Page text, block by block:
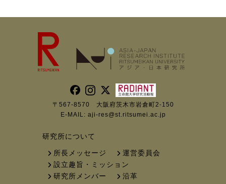
〒567-8570 大阪府茨木市岩倉町2-150
E-MAIL: aji-res@st.ritsumei.ac.jp
研究所について
所長メッセージ
運営委員会
設立趣旨・ミッション
研究所メンバー
沿革